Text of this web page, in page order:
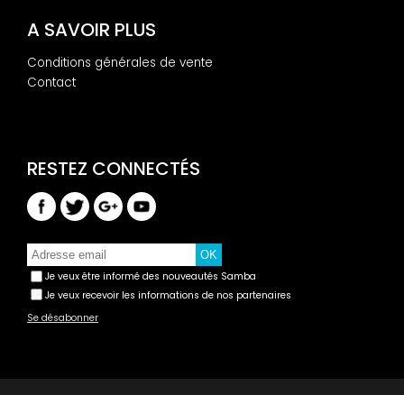
A SAVOIR PLUS
Conditions générales de vente
Contact
Je veux être informé des nouveautés Samba
Je veux recevoir les informations de nos partenaires
Se désabonner